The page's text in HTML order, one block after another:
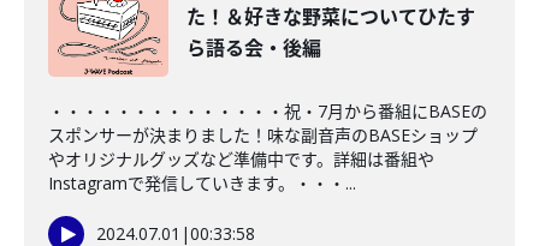
た！＆好きな野菜についてひたす
ら語る会・後編
・・・・・・・・・・・・・・祝・7月から番組にBASEの
スポンサーが決まりました！味な副音声のBASEショップ
やオリジナルグッズなど準備中です。詳細は番組や
Instagramで発信していきます。・・・...
2024.07.01 |00:33:58